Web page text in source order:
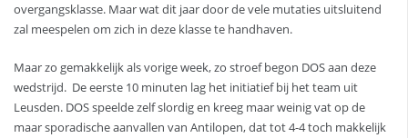
overgangsklasse. Maar wat dit jaar door de vele mutaties uitsluitend
zal meespelen om zich in deze klasse te handhaven.
Maar zo gemakkelijk als vorige week, zo stroef begon DOS aan deze
wedstrijd. De eerste 10 minuten lag het initiatief bij het team uit
Leusden. DOS speelde zelf slordig en kreeg maar weinig vat op de
maar sporadische aanvallen van Antilopen, dat tot 4-4 toch makkelijk